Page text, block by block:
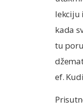
lekciju
kada
tu
ef.